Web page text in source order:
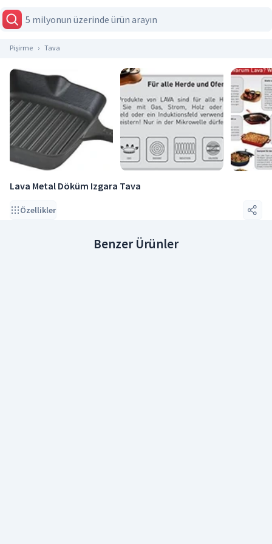
Pişirme Tava
Lava Metal Döküm Izgara Tava
Özellikler
Benzer Ürünler